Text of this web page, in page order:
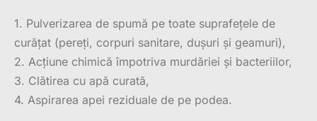
1. Pulverizarea de spumă pe toate suprafețele de
curățat (pereți, corpuri sanitare, dușuri și geamuri),
2. Acțiune chimică împotriva murdăriei și bacteriilor,
3. Clătirea cu apă curată,
4. Aspirarea apei reziduale de pe podea.